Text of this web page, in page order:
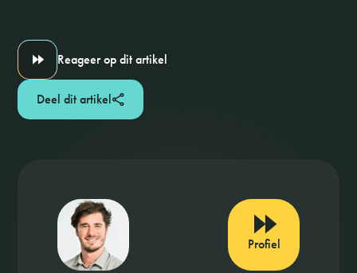
Reageer op dit artikel
Deel dit artikel
Profiel